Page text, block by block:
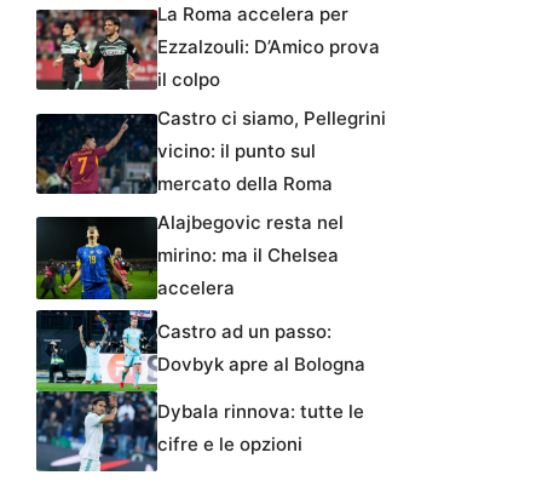
La Roma accelera per
Ezzalzouli: D’Amico prova
il colpo
Castro ci siamo, Pellegrini
vicino: il punto sul
mercato della Roma
Alajbegovic resta nel
mirino: ma il Chelsea
accelera
Castro ad un passo:
Dovbyk apre al Bologna
Dybala rinnova: tutte le
cifre e le opzioni